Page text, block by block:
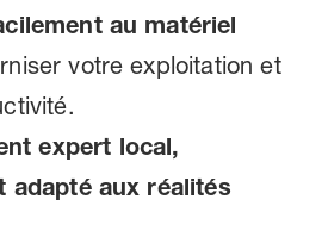
au matériel
votre exploitation et
expert local,
adapté aux réalités